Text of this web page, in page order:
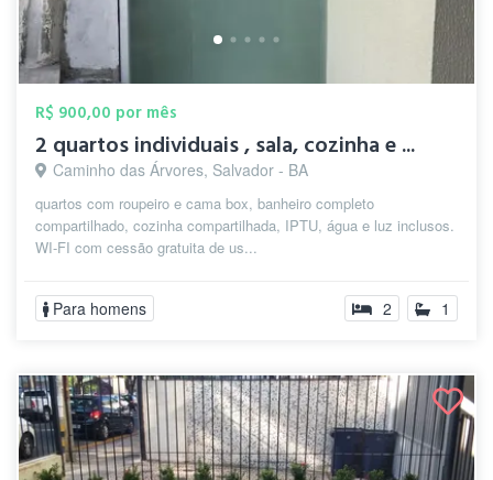
R$ 900,00 por mês
2 quartos individuais , sala, cozinha e ...
Caminho das Árvores, Salvador - BA
quartos com roupeiro e cama box, banheiro completo
compartilhado, cozinha compartilhada, IPTU, água e luz inclusos.
WI-FI com cessão gratuita de us...
Para homens 2 1